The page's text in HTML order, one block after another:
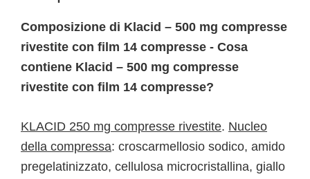
Composizione di Klacid – 500 mg compresse
rivestite con film 14 compresse - Cosa
contiene Klacid – 500 mg compresse
rivestite con film 14 compresse?
KLACID 250 mg compresse rivestite. Nucleo
della compressa: croscarmellosio sodico, amido
pregelatinizzato, cellulosa microcristallina, giallo